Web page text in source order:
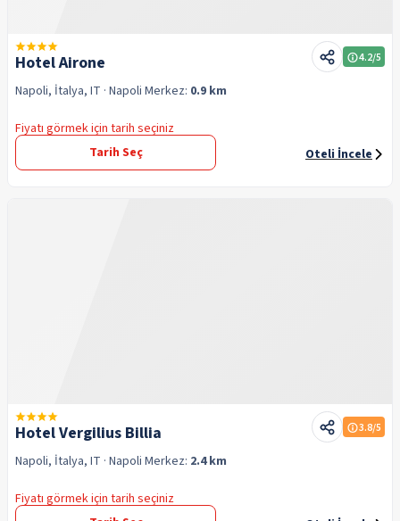
Hotel Airone 4.2/5
Napoli, İtalya, IT · Napoli Merkez: 0.9 km
Fiyatı görmek için tarih seçiniz
Tarih Seç
Oteli İncele
Hotel Vergilius Billia 3.8/5
Napoli, İtalya, IT · Napoli Merkez: 2.4 km
Fiyatı görmek için tarih seçiniz